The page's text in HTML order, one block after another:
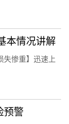
本情况讲解
失惨重】迅速上
预警